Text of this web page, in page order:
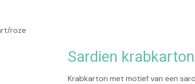
roze
Sardien
Krabkarton met motief van een